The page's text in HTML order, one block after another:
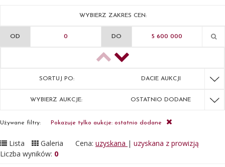
WYBIERZ ZAKRES CEN:
OD DO
SORTUJ PO: DACIE AUKCJI
WYBIERZ AUKCJE: OSTATNIO DODANE
Używane filtry: Pokazuje tylko aukcje: ostatnio dodane
Lista Galeria Cena: uzyskana | uzyskana z prowizją
Liczba wyników: 0